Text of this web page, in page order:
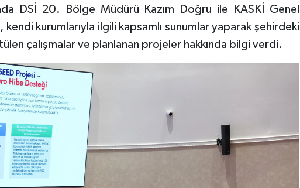
DSİ 20. Bölge Müdürü Kazım Doğru ile KASKİ Genel
kendi kurumlarıyla ilgili kapsamlı sunumlar yaparak şehirdeki
çalışmalar ve planlanan projeler hakkında bilgi verdi.